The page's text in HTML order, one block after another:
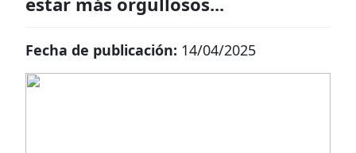
Fecha de publicación: 14/04/2025